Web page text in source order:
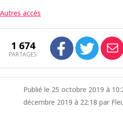
Autres accès
1 674
PARTAGES
Publié le 25 octobre 2019 à
décembre 2019 à 22:18 par